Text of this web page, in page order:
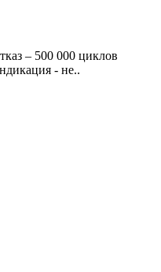
– 500 000 циклов
- не..